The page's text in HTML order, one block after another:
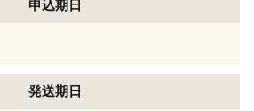
申込期日
発送期日